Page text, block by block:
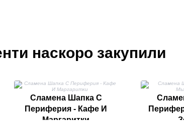
наскоро закупили
Сламена Шапка С
Периферия - Кафе И
Маргаритки